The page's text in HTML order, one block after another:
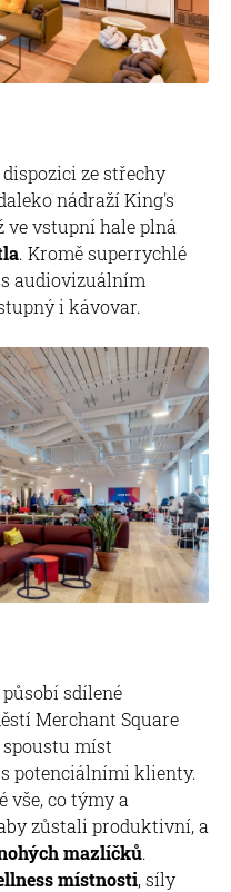
ze střechy
nádraží King's
ve vstupní hale plná
. Kromě superrychlé
audiovizuálním
i kávovar.
sdílené
Merchant Square
míst
potenciálními klienty.
vše, co týmy a
zůstali produktivní, a
mazlíčků.
místnosti, síly